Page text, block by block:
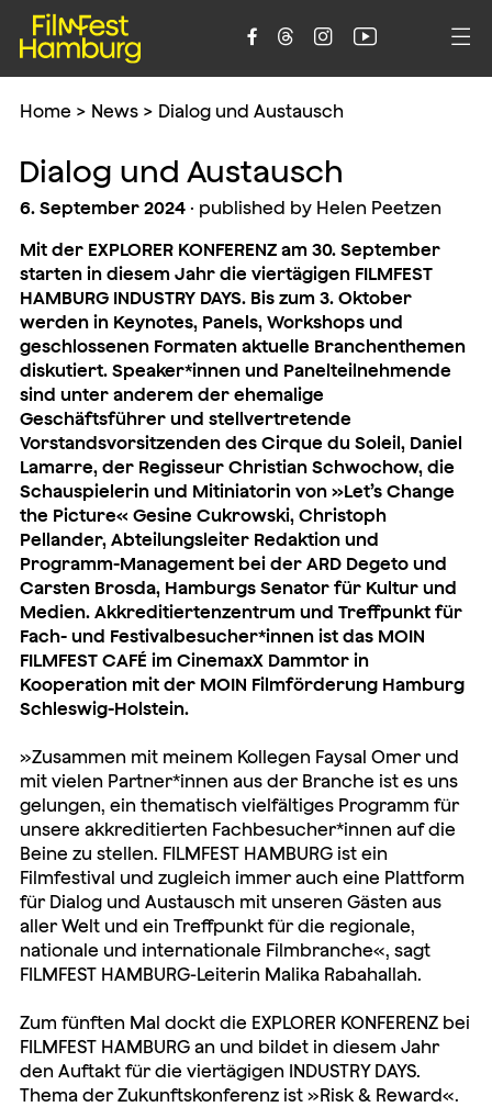
    
Home > News > Dialog und Austausch
Dialog und Austausch
6. September 2024· published by Helen Peetzen
Mit der EXPLORER KONFERENZ am 30. September
starten in diesem Jahr die viertägigen FILMFEST
HAMBURG INDUSTRY DAYS. Bis zum 3. Oktober
werden in Keynotes, Panels, Workshops und
geschlossenen Formaten aktuelle Branchenthemen
diskutiert. Speaker*innen und Panelteilnehmende
sind unter anderem der ehemalige
Geschäftsführer und stellvertretende
Vorstandsvorsitzenden des Cirque du Soleil, Daniel
Lamarre, der Regisseur Christian Schwochow, die
Schauspielerin und Mitiniatorin von »Let’s Change
the Picture« Gesine Cukrowski, Christoph
Pellander, Abteilungsleiter Redaktion und
Programm-Management bei der ARD Degeto und
Carsten Brosda, Hamburgs Senator für Kultur und
Medien. Akkreditiertenzentrum und Treffpunkt für
Fach- und Festivalbesucher*innen ist das MOIN
FILMFEST CAFÉ im CinemaxX Dammtor in
Kooperation mit der MOIN Filmförderung Hamburg
Schleswig-Holstein.
»Zusammen mit meinem Kollegen Faysal Omer und
mit vielen Partner*innen aus der Branche ist es uns
gelungen, ein thematisch vielfältiges Programm für
unsere akkreditierten Fachbesucher*innen auf die
Beine zu stellen. FILMFEST HAMBURG ist ein
Filmfestival und zugleich immer auch eine Plattform
für Dialog und Austausch mit unseren Gästen aus
aller Welt und ein Treffpunkt für die regionale,
nationale und internationale Filmbranche«, sagt
FILMFEST HAMBURG-Leiterin Malika Rabahallah.
Zum fünften Mal dockt die EXPLORER KONFERENZ bei
FILMFEST HAMBURG an und bildet in diesem Jahr
den Auftakt für die viertägigen INDUSTRY DAYS.
Thema der Zukunftskonferenz ist »Risk & Reward«.